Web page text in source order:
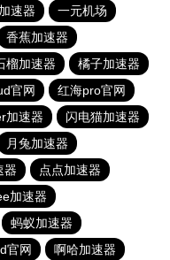
速器
一元机场
香蕉加速器
榴加速器
橘子加速器
官网
红海pro官网
加速器
闪电猫加速器
月兔加速器
器
点点加速器
加速器
蚂蚁加速器
官网 啊哈加速器